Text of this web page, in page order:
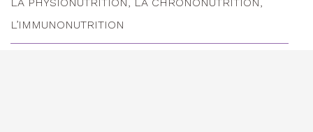
L’IMMUNONUTRITION